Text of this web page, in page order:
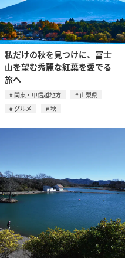
私だけの秋を見つけに、富士
山を望む秀麗な紅葉を愛でる
旅へ
関東・甲信越地方
山梨県
グルメ
秋